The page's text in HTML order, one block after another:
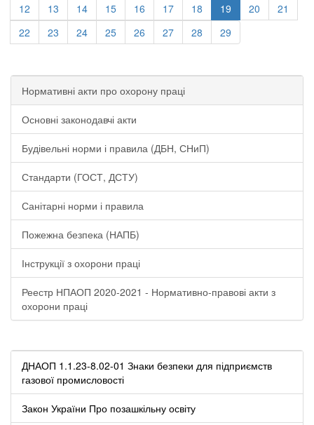
12
13 14 15 16 17 18 19 20
21
22
23 24 25 26 27 28 29
Нормативні акти про охорону праці
Основні законодавчі акти
Будівельні норми і правила (ДБН, СНиП)
Стандарти (ГОСТ, ДСТУ)
Санітарні норми і правила
Пожежна безпека (НАПБ)
Інструкції з охорони праці
Реестр НПАОП 2020-2021 - Нормативно-правові акти з
охорони праці
ДНАОП 1.1.23-8.02-01 Знаки безпеки для підприємств
газової промисловості
Закон України Про позашкільну освіту